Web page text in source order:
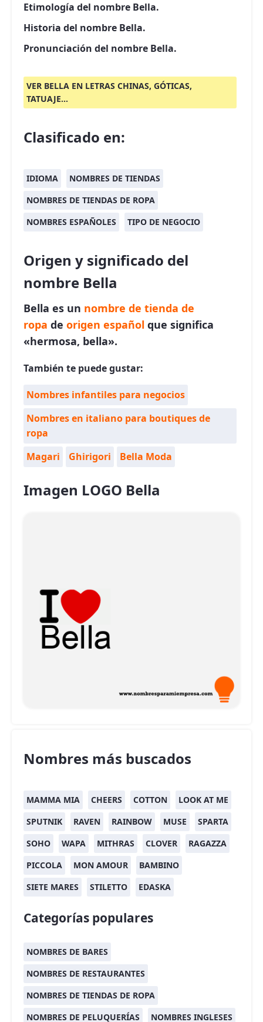
Etimología del nombre Bella.
Historia del nombre Bella.
Pronunciación del nombre Bella.
VER BELLA EN LETRAS CHINAS, GÓTICAS,
TATUAJE...
Clasificado en:
IDIOMA
NOMBRES DE TIENDAS
NOMBRES DE TIENDAS DE ROPA
NOMBRES ESPAÑOLES
TIPO DE NEGOCIO
Origen y significado del
nombre Bella
Bella es un nombre de tienda de
ropa de origen español que significa
«hermosa, bella».
También te puede gustar:
Nombres infantiles para negocios
Nombres en italiano para boutiques de
ropa
Magari
Ghirigori Bella Moda
Imagen LOGO Bella
Nombres más buscados
MAMMA MIA CHEERS COTTON
LOOK AT ME
SPUTNIK
RAVEN RAINBOW MUSE
SPARTA
SOHO
WAPA MITHRAS CLOVER
RAGAZZA
PICCOLA
MON AMOUR
BAMBINO
SIETE MARES
STILETTO EDASKA
Categorías populares
NOMBRES DE BARES
NOMBRES DE RESTAURANTES
NOMBRES DE TIENDAS DE ROPA
NOMBRES DE PELUQUERÍAS
NOMBRES INGLESES